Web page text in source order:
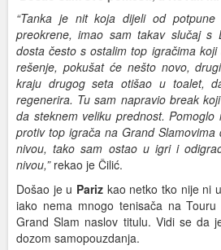
“Tanka je nit koja dijeli od
preokrene, imao sam takav slučaj s
dosta često s ostalim top igračima
rešenje, pokušat će nešto novo,
kraju drugog seta otišao u toalet,
regenerira. Tu sam napravio break
da steknem veliku prednost.
protiv top igrača na Grand
nivou, tako sam ostao u igri i
nivou,”rekao je Čilić.
Došao je u Pariz kao netko tko nije ni
iako nema mnogo tenisača na
Grand Slam naslov titulu. Vidi se da
dozom samopouzdanja.